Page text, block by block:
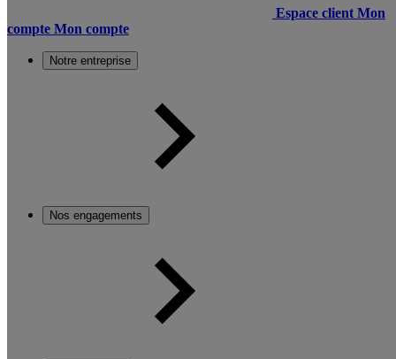
Espace client Mon
compte Mon compte
Notre entreprise
Nos engagements